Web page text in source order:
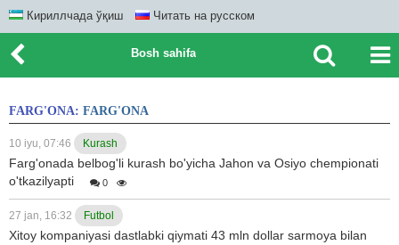
Кириллчада ўқиш Читать на русском
Bosh sahifa
FARG'ONA: FARG'ONA
10 iyu, 07:46 Kurash
Farg'onada belbog'li kurash bo'yicha Jahon va Osiyo chempionati
o'tkazilyapti
0
27 jan, 16:32 Futbol
Xitoy kompaniyasi dastlabki qiymati 43 mln dollar sarmoya bilan